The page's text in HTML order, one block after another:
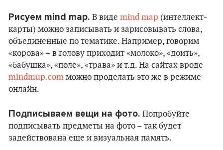
Рисуем mind map. В виде mind map (интеллект-
карты) можно записывать и зарисовывать слова,
объединенные по тематике. Например, говорим
«корова» – в голову приходит «молоко», «доить»,
«бабушка», «поле», «трава» и т.д. На сайтах вроде
mindmup.com можно проделать это же в режиме
онлайн.
Подписываем вещи на фото. Попробуйте
подписывать предметы на фото – так будет
задействована еще и визуальная память.